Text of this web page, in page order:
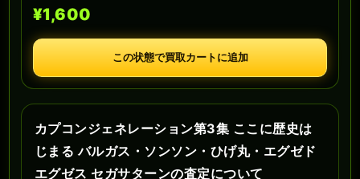
¥1,600
この状態で買取カートに追加
カプコンジェネレーション第3集 ここに歴史は
じまる バルガス・ソンソン・ひげ丸・エグゼド
エグゼス セガサターンの査定について